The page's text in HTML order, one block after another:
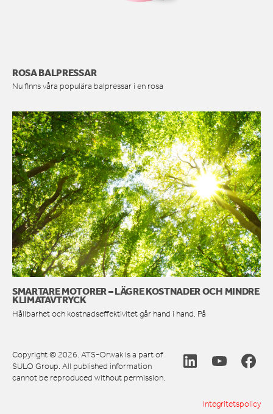
ROSA BALPRESSAR
Nu finns våra populära balpressar i en rosa
SMARTARE MOTORER – LÄGRE KOSTNADER OCH MINDRE
KLIMATAVTRYCK
Hållbarhet och kostnadseffektivitet går hand i hand. På
Copyright © 2026. ATS-Orwak is a part of
SULO Group. All published information
cannot be reproduced without permission.
Integritetspolicy